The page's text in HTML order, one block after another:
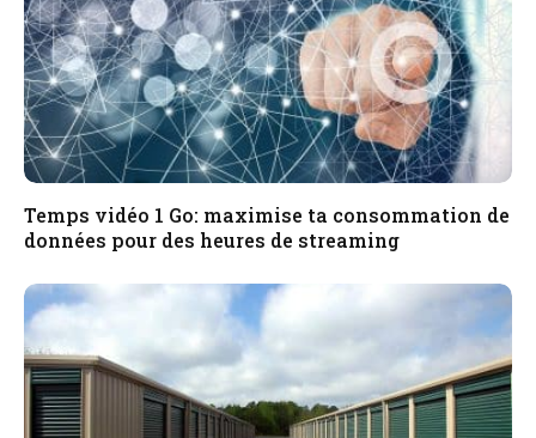
Temps vidéo 1 Go: maximise ta consommation de
données pour des heures de streaming